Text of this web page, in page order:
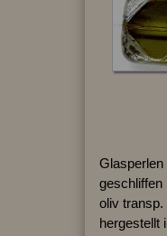
Glasperlen
geschliffen
oliv
hergestellt